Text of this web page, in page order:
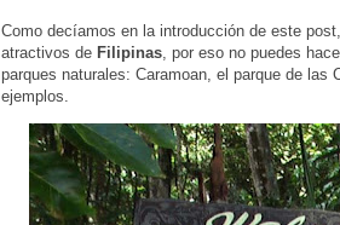
Como decíamos en la introducción de este
atractivos de Filipinas, por eso no puedes
parques naturales: Caramoan, el parque de
ejemplos.